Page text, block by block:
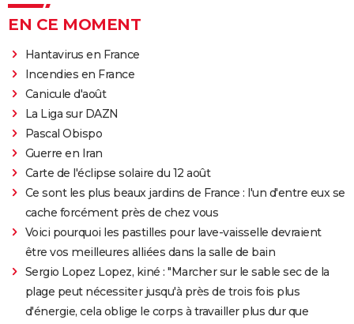
EN CE MOMENT
Hantavirus en France
Incendies en France
Canicule d'août
La Liga sur DAZN
Pascal Obispo
Guerre en Iran
Carte de l'éclipse solaire du 12 août
Ce sont les plus beaux jardins de France : l'un d'entre eux se
cache forcément près de chez vous
Voici pourquoi les pastilles pour lave-vaisselle devraient
être vos meilleures alliées dans la salle de bain
Sergio Lopez Lopez, kiné : "Marcher sur le sable sec de la
plage peut nécessiter jusqu'à près de trois fois plus
d'énergie, cela oblige le corps à travailler plus dur que